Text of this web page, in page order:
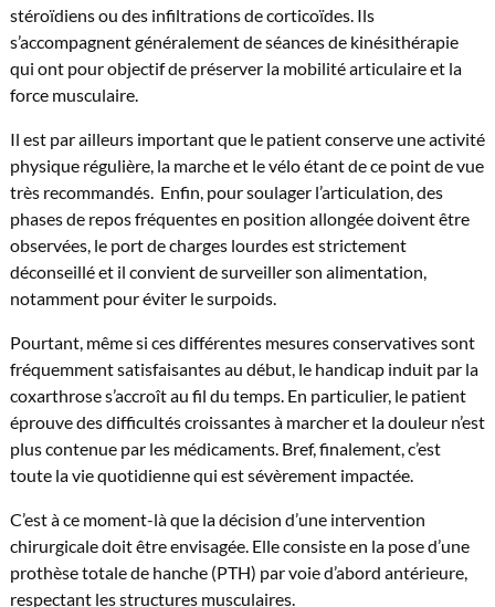
stéroïdiens ou des infiltrations de corticoïdes. Ils
s’accompagnent généralement de séances de kinésithérapie
qui ont pour objectif de préserver la mobilité articulaire et la
force musculaire.
Il est par ailleurs important que le patient conserve une activité
physique régulière, la marche et le vélo étant de ce point de vue
très recommandés. Enfin, pour soulager l’articulation, des
phases de repos fréquentes en position allongée doivent être
observées, le port de charges lourdes est strictement
déconseillé et il convient de surveiller son alimentation,
notamment pour éviter le surpoids.
Pourtant, même si ces différentes mesures conservatives sont
fréquemment satisfaisantes au début, le handicap induit par la
coxarthrose s’accroît au fil du temps. En particulier, le patient
éprouve des difficultés croissantes à marcher et la douleur n’est
plus contenue par les médicaments. Bref, finalement, c’est
toute la vie quotidienne qui est sévèrement impactée.
C’est à ce moment-là que la décision d’une intervention
chirurgicale doit être envisagée. Elle consiste en la pose d’une
prothèse totale de hanche (PTH) par voie d’abord antérieure,
respectant les structures musculaires.